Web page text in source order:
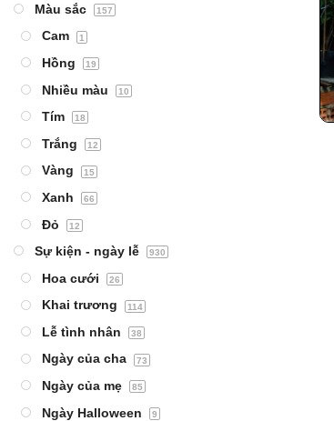
Màu sắc 157
Cam 1
Hồng 19
Nhiều màu 10
Tím 18
Trắng 12
Vàng 15
Xanh 66
Đỏ 12
Sự kiện - ngày lễ 930
Hoa cưới 26
Khai trương 114
Lễ tình nhân 38
Ngày của cha 73
Ngày của mẹ 85
Ngày Halloween 9